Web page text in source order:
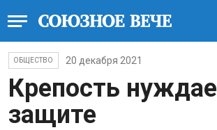
ОБЩЕСТВО 20 декабря 2021
Крепость
защите